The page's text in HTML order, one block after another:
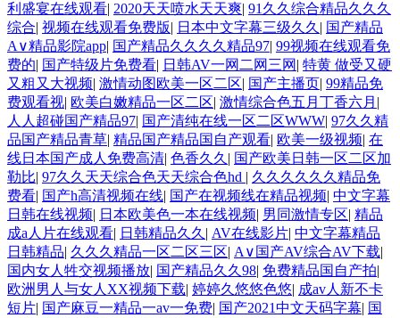
利盛宴在线观看| 2020天天喷水天天爽| 91久久综合精品久久久
综合| 视频在线观看免费版| 日本中文字幕三级久久 | 国产精品
A∨精品影院app| 国产精品久久久久精品97| 99视频在线观看免
费的| 国产特级片免费看| 日韩AV一网二网三网 | 特黄 做受又硬
又粗又大视频| 激情动图欧美一区二区| 国产主播页| 99精品免
费观看视| 欧美白嫩精品一区二区| 激情综合色五月丁香六月 |
人人超碰国产精品97| 国产清纯在线一区二区WWW| 97久久精
品国产精品青草| 精品国产精品国自产观看| 欧美一级视频| 在
线日本国产成人免费高清| 色香久久 | 国产欧美日韩一区二区加
勒比| 97久久天天综合色天天综合色hd | 久久久久久久精品免
费看| 国产h高清视频在线| 国产在视频线在精品视频| 中文字幕
日韩在线视频| 日本欧美色一本在线视频| 男同激情专区| 精品
成a人片在线观看| 日韩精品久久 | AV在线影片| 中文字幕精品
日韩精品| 久久久精品一区二区三区| A∨国产AV综合AV下载|
国内女人牲交视频播放| 国产精品久久98| 免费精品国自产拍|
欧洲男人与女人XX视频下载| 婷婷久悠悠色悠| 成av人新不卡
短片| 国产麻豆一精品一av一免费| 国产2021中文天码字幕| 国